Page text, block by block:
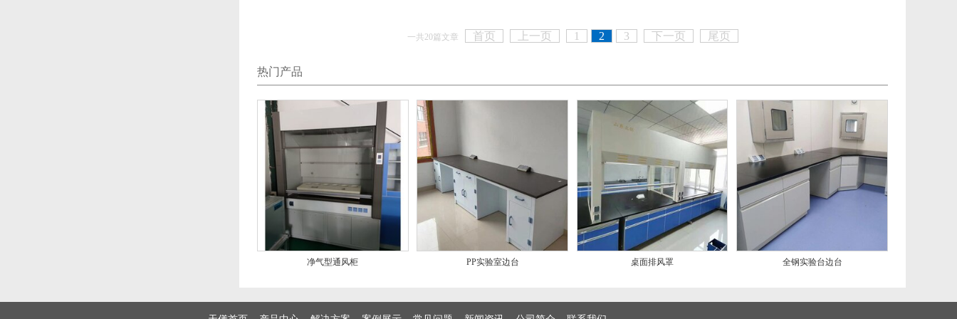
一共20篇文章 首页 上一页 1 2 3 下一页 尾页
热门产品
净气型通风柜 PP实验室边台 桌面排风罩 全钢实验台边台